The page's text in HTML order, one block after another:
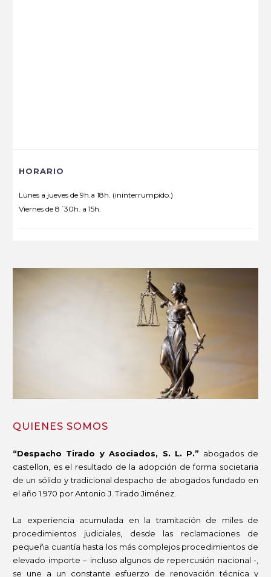
HORARIO
Lunes a jueves de 9h.a 18h. (ininterrumpido.)
Viernes de 8´30h. a 15h.
QUIENES SOMOS
“Despacho Tirado y Asociados, S. L. P.” abogados de
castellon, es el resultado de la adopción de forma societaria
de un sólido y tradicional despacho de abogados fundado en
el año 1.970 por Antonio J. Tirado Jiménez.
La experiencia acumulada en la tramitación de miles de
procedimientos judiciales, desde las reclamaciones de
pequeña cuantía hasta los más complejos procedimientos de
elevado importe – incluso algunos de repercusión nacional -,
se une a un constante esfuerzo de renovación técnica y